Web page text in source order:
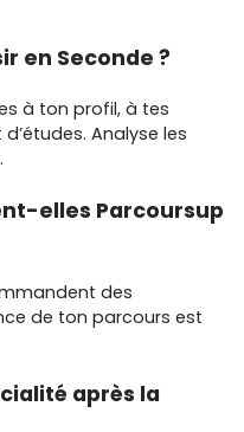
en Seconde ?
à ton profil, à tes
Analyse les
elles Parcoursup
des
de ton parcours est
après la